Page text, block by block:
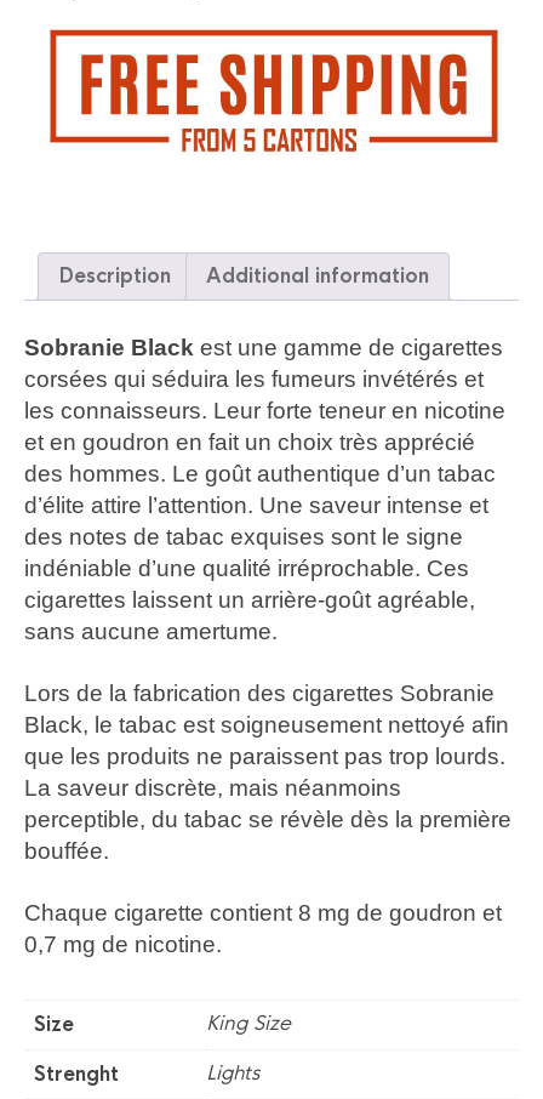
Description Additional information
Sobranie Black est une gamme de cigarettes
corsées qui séduira les fumeurs invétérés et
les connaisseurs. Leur forte teneur en nicotine
et en goudron en fait un choix très apprécié
des hommes. Le goût authentique d’un tabac
d’élite attire l’attention. Une saveur intense et
des notes de tabac exquises sont le signe
indéniable d’une qualité irréprochable. Ces
cigarettes laissent un arrière-goût agréable,
sans aucune amertume.
Lors de la fabrication des cigarettes Sobranie
Black, le tabac est soigneusement nettoyé afin
que les produits ne paraissent pas trop lourds.
La saveur discrète, mais néanmoins
perceptible, du tabac se révèle dès la première
bouffée.
Chaque cigarette contient 8 mg de goudron et
0,7 mg de nicotine.
Size
King Size
Strenght
Lights